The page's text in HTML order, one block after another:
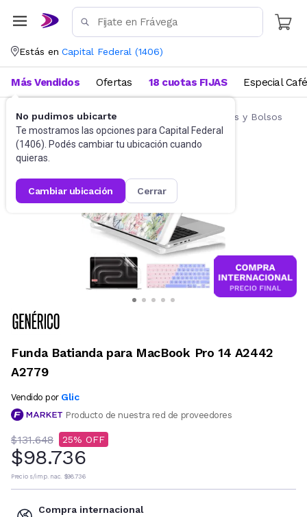
Estás en Capital Federal (1406)
No pudimos ubicarte
Te mostramos las opciones para Capital Federal
(1406). Podés cambiar tu ubicación cuando
quieras.
cambiar ubicación cerrar
Más Vendidos Ofertas 18 cuotas FIJAS Especial Café
Accesorios de Informática Fundas, Estuches y Bolsos
Funda Batianda para MacBook Pro 14 A2442
A2779
Vendido por Glic
Producto de nuestra red de proveedores
$131.648 25
$98.736
Precio s/imp. nac. $98.736
Compra internacional